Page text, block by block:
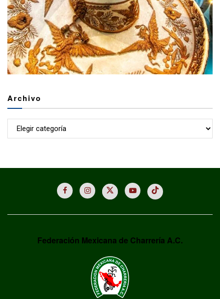
Archivo
Archivo
Federación Mexicana de Charrería A.C.